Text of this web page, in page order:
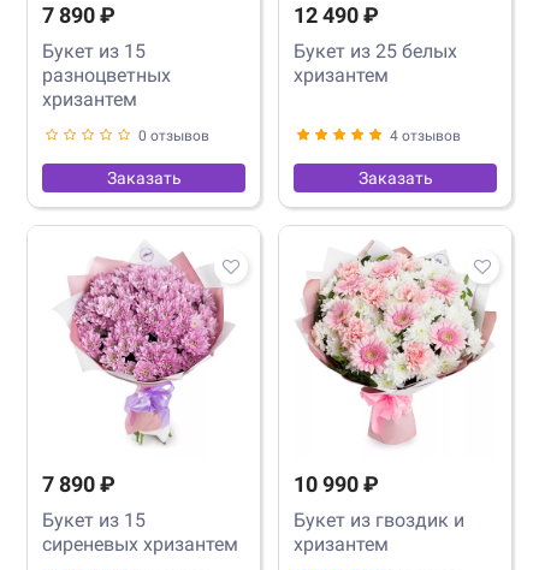
7 890 ₽
Букет из 15
разноцветных
хризантем
0 отзывов
Заказать
12 490 ₽
Букет из 25 белых
хризантем
4 отзывов
Заказать
7 890 ₽
Букет из 15
сиреневых хризантем
10 990 ₽
Букет из гвоздик и
хризантем